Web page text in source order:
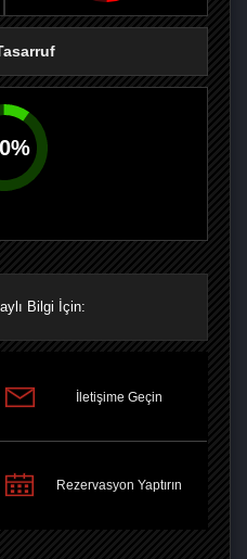
%
Bilgi İçin:
İletişime Geçin
Rezervasyon Yaptırın